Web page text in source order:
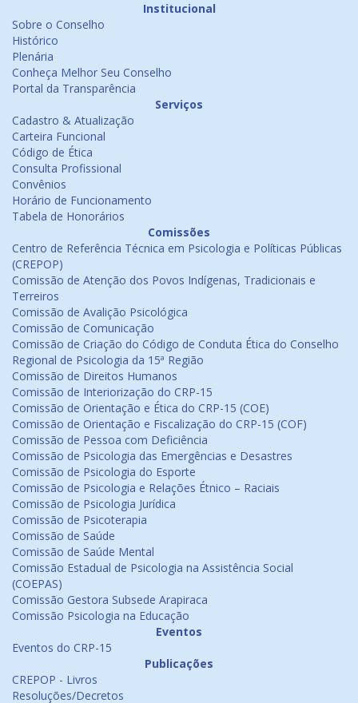
Institucional
Sobre o Conselho
Histórico
Plenária
Conheça Melhor Seu Conselho
Portal da Transparência
Serviços
Cadastro & Atualização
Carteira Funcional
Código de Ética
Consulta Profissional
Convênios
Horário de Funcionamento
Tabela de Honorários
Comissões
Centro de Referência Técnica em Psicologia e Políticas Públicas
(CREPOP)
Comissão de Atenção dos Povos Indígenas, Tradicionais e
Terreiros
Comissão de Avalição Psicológica
Comissão de Comunicação
Comissão de Criação do Código de Conduta Ética do Conselho
Regional de Psicologia da 15ª Região
Comissão de Direitos Humanos
Comissão de Interiorização do CRP-15
Comissão de Orientação e Ética do CRP-15 (COE)
Comissão de Orientação e Fiscalização do CRP-15 (COF)
Comissão de Pessoa com Deficiência
Comissão de Psicologia das Emergências e Desastres
Comissão de Psicologia do Esporte
Comissão de Psicologia e Relações Étnico – Raciais
Comissão de Psicologia Jurídica
Comissão de Psicoterapia
Comissão de Saúde
Comissão de Saúde Mental
Comissão Estadual de Psicologia na Assistência Social
(COEPAS)
Comissão Gestora Subsede Arapiraca
Comissão Psicologia na Educação
Eventos
Eventos do CRP-15
Publicações
CREPOP - Livros
Resoluções/Decretos